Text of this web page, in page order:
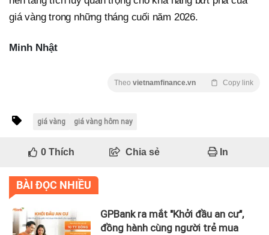
giá vàng trong những tháng cuối năm 2026.
Minh Nhật
Theo vietnamfinance.vn Copy link
giá vàng giá vàng hôm nay
0Thích Chia sẻ In
BÀI ĐỌC NHIỀU
GPBank ra mắt "Khởi đầu an cư",
đồng hành cùng người trẻ mua